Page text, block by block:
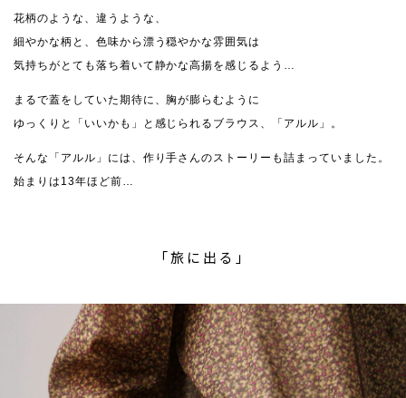
花柄のような、違うような、
細やかな柄と、色味から漂う穏やかな雰囲気は
気持ちがとても落ち着いて静かな高揚を感じるよう…
まるで蓋をしていた期待に、胸が膨らむように
ゆっくりと「いいかも」と感じられるブラウス、「アルル」。
そんな「アルル」には、作り手さんのストーリーも詰まっていました。
始まりは13年ほど前…
「旅に出る」